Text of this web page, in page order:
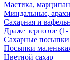
Мастика, марципан
Миндальные,
Сахарная и
Драже зерновое (1-
Сахарные посыпки
Посыпки
Цветной сахар